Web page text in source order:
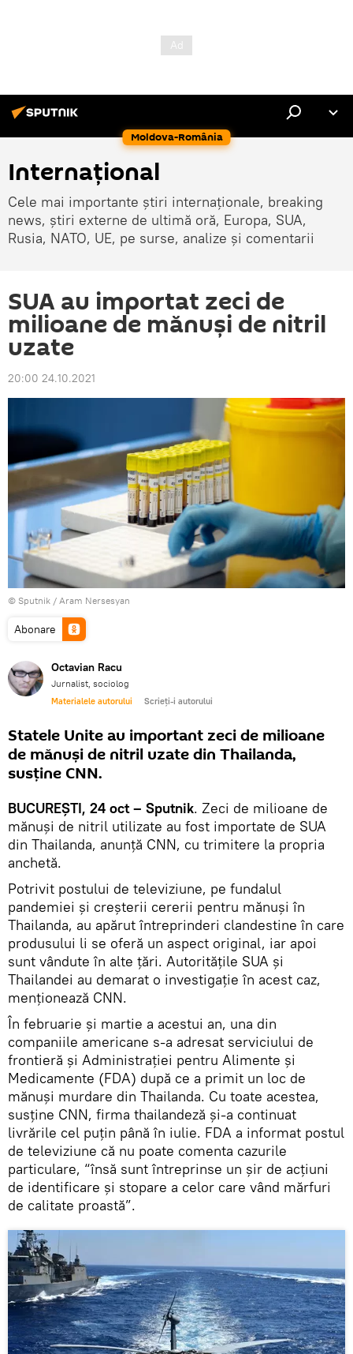
Moldova-România
Internaţional
Cele mai importante știri internaționale, breaking
news, știri externe de ultimă oră, Europa, SUA,
Rusia, NATO, UE, pe surse, analize și comentarii
SUA au importat zeci de
milioane de mănuși de nitril
uzate
20:00 24.10.2021
© Sputnik / Aram Nersesyan
Abonare
Octavian Racu
Jurnalist, sociolog
Materialele autorului Scrieți-i autorului
Statele Unite au important zeci de milioane
de mănuși de nitril uzate din Thailanda,
susține CNN.
BUCUREȘTI, 24 oct – Sputnik. Zeci de milioane de
mănuși de nitril utilizate au fost importate de SUA
din Thailanda, anunță CNN, cu trimitere la propria
anchetă.
Potrivit postului de televiziune, pe fundalul
pandemiei și creșterii cererii pentru mănuși în
Thailanda, au apărut întreprinderi clandestine în care
produsului li se oferă un aspect original, iar apoi
sunt vândute în alte țări. Autoritățile SUA și
Thailandei au demarat o investigație în acest caz,
menționează CNN.
În februarie și martie a acestui an, una din
companiile americane s-a adresat serviciului de
frontieră și Administrației pentru Alimente și
Medicamente (FDA) după ce a primit un loc de
mănuși murdare din Thailanda. Cu toate acestea,
susține CNN, firma thailandeză și-a continuat
livrările cel puțin până în iulie. FDA a informat postul
de televiziune că nu poate comenta cazurile
particulare, “însă sunt întreprinse un șir de acțiuni
de identificare și stopare a celor care vând mărfuri
de calitate proastă”.